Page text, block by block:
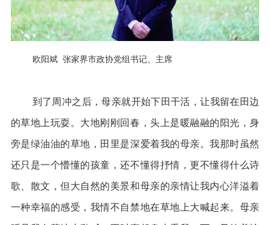
欧阳斌 张家界市政协党组书记、主席
到了周冲之后，母亲就开始下田干活，让我留在田边
的草地上玩耍。大地刚刚回春，头上是暖融融的阳光，身
旁是绿油油的草地，田里是深爱着我的母亲。我那时虽然
还只是一个懵懂的孩童，还不懂得抒情，更不懂得什么诗
歌、散文，但大自然的美景和母亲的亲情让我内心洋溢着
一种幸福的感受，我情不自禁地在草地上大喊起来。母亲